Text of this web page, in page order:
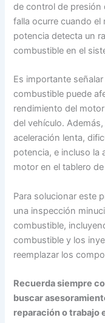
de control de presión
falla ocurre cuando
potencia detecta un
combustible en el
Es importante
combustible puede
rendimiento del
del vehículo.
aceleración lenta,
potencia, e incluso la
motor en el tablero
Para solucionar este
una inspección
combustible,
combustible y los
reemplazar los
Recuerda siempre
buscar
reparación o trabajo